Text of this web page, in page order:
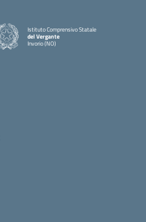
Istituto Comprensivo Statale
del Vergante
Invorio (NO)